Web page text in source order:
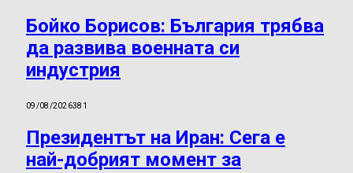
Бойко Борисов: България трябва
да развива военната си
индустрия
09/08/2026381
Президентът на Иран: Сега е
най-добрият момент за